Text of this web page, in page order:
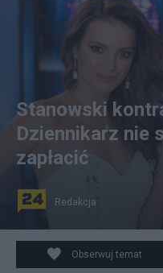
Stanowski
Dziennikarz nie
zapłacić
Redakcja
Obserwuj temat